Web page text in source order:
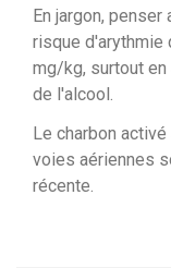
En jargon,
risque d'arythmie
mg/kg, surtout
de l'alcool.
Le charbon
voies aériennes
récente.